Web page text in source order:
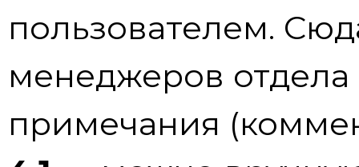
пользователем.
менеджеров
примечания